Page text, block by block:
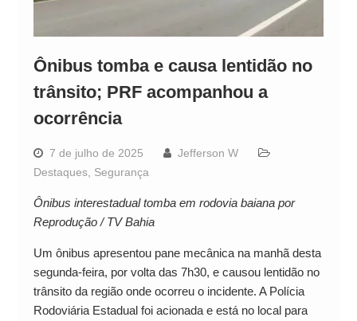
Ônibus tomba e causa lentidão no
trânsito; PRF acompanhou a
ocorrência
7 de julho de 2025
Jefferson W
Destaques, Segurança
Ônibus interestadual tomba em rodovia baiana por
Reprodução / TV Bahia
Um ônibus apresentou pane mecânica na manhã desta
segunda-feira, por volta das 7h30, e causou lentidão no
trânsito da região onde ocorreu o incidente. A Polícia
Rodoviária Estadual foi acionada e está no local para